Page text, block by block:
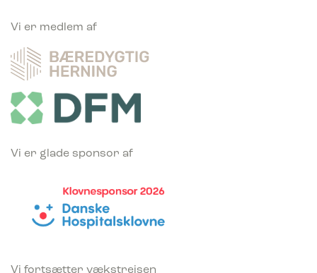
Vi er medlem af
Vi er glade sponsor af
Vi fortsætter vækstrejsen